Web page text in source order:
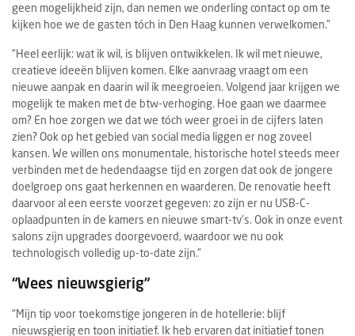
geen mogelijkheid zijn, dan nemen we onderling contact op om te
kijken hoe we de gasten tóch in Den Haag kunnen verwelkomen.”
“Heel eerlijk: wat ik wil, is blijven ontwikkelen. Ik wil met nieuwe,
creatieve ideeën blijven komen. Elke aanvraag vraagt om een
nieuwe aanpak en daarin wil ik meegroeien. Volgend jaar krijgen we
mogelijk te maken met de btw-verhoging. Hoe gaan we daarmee
om? En hoe zorgen we dat we tóch weer groei in de cijfers laten
zien? Ook op het gebied van social media liggen er nog zoveel
kansen. We willen ons monumentale, historische hotel steeds meer
verbinden met de hedendaagse tijd en zorgen dat ook de jongere
doelgroep ons gaat herkennen en waarderen. De renovatie heeft
daarvoor al een eerste voorzet gegeven: zo zijn er nu USB-C-
oplaadpunten in de kamers en nieuwe smart-tv’s. Ook in onze event
salons zijn upgrades doorgevoerd, waardoor we nu ook
technologisch volledig up-to-date zijn.”
“Wees nieuwsgierig”
“Mijn tip voor toekomstige jongeren in de hotellerie: blijf
nieuwsgierig en toon initiatief. Ik heb ervaren dat initiatief tonen